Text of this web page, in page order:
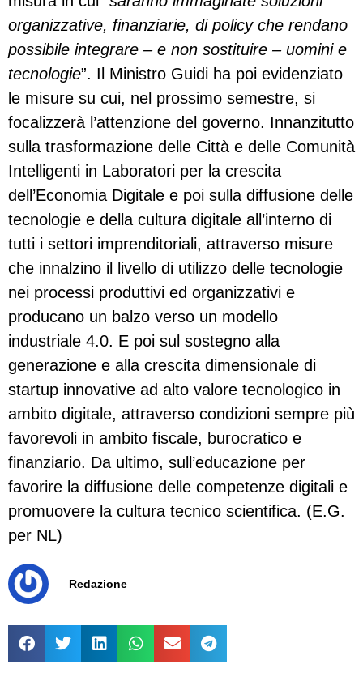
organizzative, finanziarie, di policy che rendano
possibile integrare – e non sostituire – uomini e
tecnologie”. Il Ministro Guidi ha poi evidenziato
le misure su cui, nel prossimo semestre, si
focalizzerà l’attenzione del governo. Innanzitutto
sulla trasformazione delle Città e delle Comunità
Intelligenti in Laboratori per la crescita
dell’Economia Digitale e poi sulla diffusione delle
tecnologie e della cultura digitale all’interno di
tutti i settori imprenditoriali, attraverso misure
che innalzino il livello di utilizzo delle tecnologie
nei processi produttivi ed organizzativi e
producano un balzo verso un modello
industriale 4.0. E poi sul sostegno alla
generazione e alla crescita dimensionale di
startup innovative ad alto valore tecnologico in
ambito digitale, attraverso condizioni sempre più
favorevoli in ambito fiscale, burocratico e
finanziario. Da ultimo, sull’educazione per
favorire la diffusione delle competenze digitali e
promuovere la cultura tecnico scientifica. (E.G.
per NL)
Redazione